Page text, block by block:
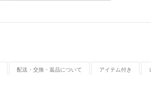
配送・交換・返品について アイテム付き